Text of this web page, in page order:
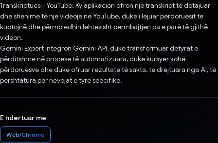
Transkriptuesi i YouTube: Ky aplikacion ofron një transkript të detajuar
dhe shënime të një videoje në YouTube, duke i lejuar përdoruesit të
kuptojnë dhe përmbledhin lehtësisht përmbajtjen pa e parë të gjithë
videon.
Gemini Expert integron Gemini API, duke transformuar detyrat e
përditshme në procese të automatizuara, duke kursyer kohë
përdoruesve dhe duke ofruar rezultate të sakta, të drejtuara nga AI, të
përshtatura për nevojat e tyre specifike.
E ndertuar me
Web/Chrome